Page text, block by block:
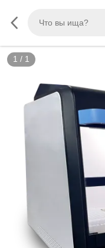
1 / 1